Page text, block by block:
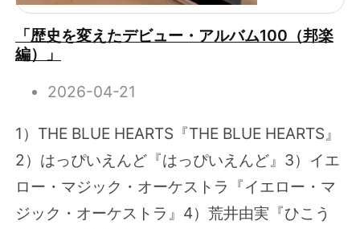
「歴史を変えたデビュー・アルバム100（邦楽
編）」
2026-04-21
1）THE BLUE HEARTS『THE BLUE HEARTS』
2）はっぴいえんど『はっぴいえんど』3）イエ
ロー・マジック・オーケストラ『イエロー・マ
ジック・オーケストラ』4）荒井由実『ひこう